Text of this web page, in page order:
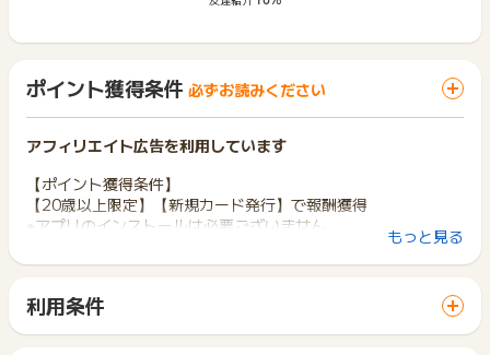
ポイント獲得条件 必ずお読みください
アフィリエイト広告を利用しています
【ポイント獲得条件】
【20歳以上限定】【新規カード発行】で報酬獲得
※アプリのインストールは必要ございません
※広告主へ直接お問い合わせする事を固く禁じます。お問い合わ
せされた場合、いかなる理由があろうと報酬獲得対象外と致し
※下記注意事項を読んだ上でご挑戦ください。ご挑戦された方は
本注意事項に同意の上、ご利用するものとします
もっと見る
利用条件